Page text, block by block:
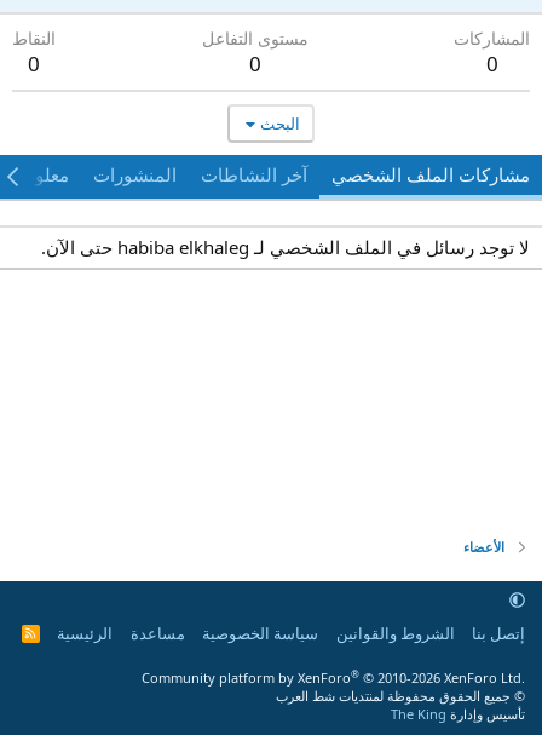
المشاركات
0
مستوى التفاعل
0
النقاط
0
البحث
مشاركات الملف الشخصي آخر النشاطات المنشورات معلومات
لا توجد رسائل في الملف الشخصي لـ habiba elkhaleg حتى الآن.
الأعضاء
إتصل بنا الشروط والقوانين سياسة الخصوصية مساعدة الرئيسية
R
Community platform by XenForo® © 2010-2026 XenForo Ltd.
© جميع الحقوق محفوظة لمنتديات شط العرب
تأسيس وإدارة The King